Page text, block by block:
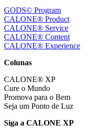
GODS© Program
CALONE® Product
CALONE® Service
CALONE® Content
CALONE® Experience
Colunas
CALONE® XP
Cure o Mundo
Promova para o Bem
Seja um Ponto de Luz
Siga a CALONE XP